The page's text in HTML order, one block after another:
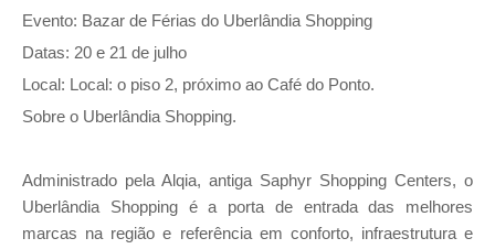
Evento: Bazar de Férias do Uberlândia Shopping
Datas: 20 e 21 de julho
Local: Local: o piso 2, próximo ao Café do Ponto.
Sobre o Uberlândia Shopping.
Administrado pela Alqia, antiga Saphyr Shopping Centers, o
Uberlândia Shopping é a porta de entrada das melhores
marcas na região e referência em conforto, infraestrutura e